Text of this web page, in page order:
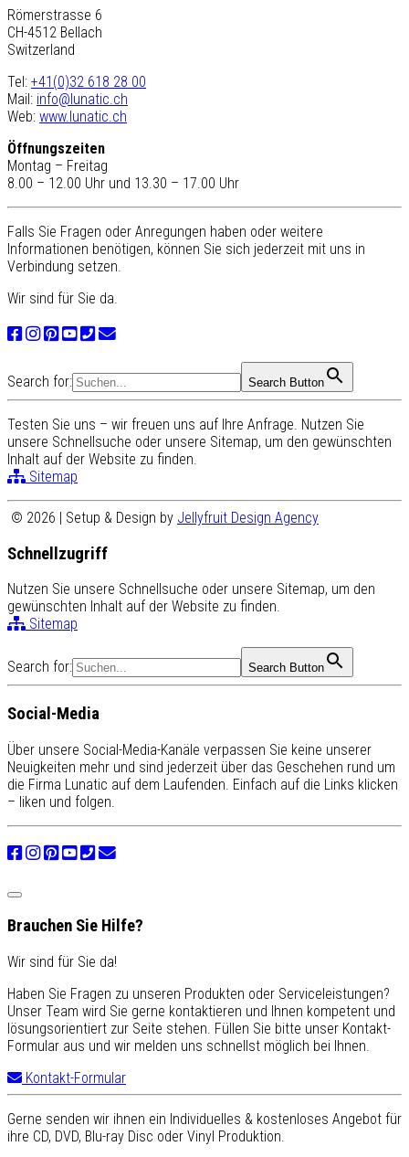
Römerstrasse 6
CH-4512 Bellach
Switzerland
Tel: +41(0)32 618 28 00
Mail: info@lunatic.ch
Web: www.lunatic.ch
Öffnungszeiten
Montag – Freitag
8.00 – 12.00 Uhr und 13.30 – 17.00 Uhr
Falls Sie Fragen oder Anregungen haben oder weitere
Informationen benötigen, können Sie sich jederzeit mit uns in
Verbindung setzen.
Wir sind für Sie da.
Search for: Search Button
Testen Sie uns – wir freuen uns auf Ihre Anfrage. Nutzen Sie
unsere Schnellsuche oder unsere Sitemap, um den gewünschten
Inhalt auf der Website zu finden.
Sitemap
© 2026 | Setup & Design by Jellyfruit Design Agency
Schnellzugriff
Nutzen Sie unsere Schnellsuche oder unsere Sitemap, um den
gewünschten Inhalt auf der Website zu finden.
Sitemap
Search for: Search Button
Social-Media
Über unsere Social-Media-Kanäle verpassen Sie keine unserer
Neuigkeiten mehr und sind jederzeit über das Geschehen rund um
die Firma Lunatic auf dem Laufenden. Einfach auf die Links klicken
– liken und folgen.
Brauchen Sie Hilfe?
Wir sind für Sie da!
Haben Sie Fragen zu unseren Produkten oder Serviceleistungen?
Unser Team wird Sie gerne kontaktieren und Ihnen kompetent und
lösungsorientiert zur Seite stehen. Füllen Sie bitte unser Kontakt-
Formular aus und wir melden uns schnellst möglich bei Ihnen.
Kontakt-Formular
Gerne senden wir ihnen ein Individuelles & kostenloses Angebot für
ihre CD, DVD, Blu-ray Disc oder Vinyl Produktion.